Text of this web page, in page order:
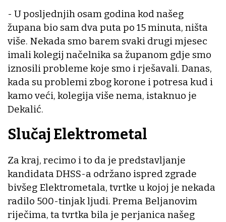
- U posljednjih osam godina kod našeg
župana bio sam dva puta po 15 minuta, ništa
više. Nekada smo barem svaki drugi mjesec
imali kolegij načelnika sa županom gdje smo
iznosili probleme koje smo i rješavali. Danas,
kada su problemi zbog korone i potresa kud i
kamo veći, kolegija više nema, istaknuo je
Dekalić.
Slučaj Elektrometal
Za kraj, recimo i to da je predstavljanje
kandidata DHSS-a održano ispred zgrade
bivšeg Elektrometala, tvrtke u kojoj je nekada
radilo 500-tinjak ljudi. Prema Beljanovim
riječima, ta tvrtka bila je perjanica našeg